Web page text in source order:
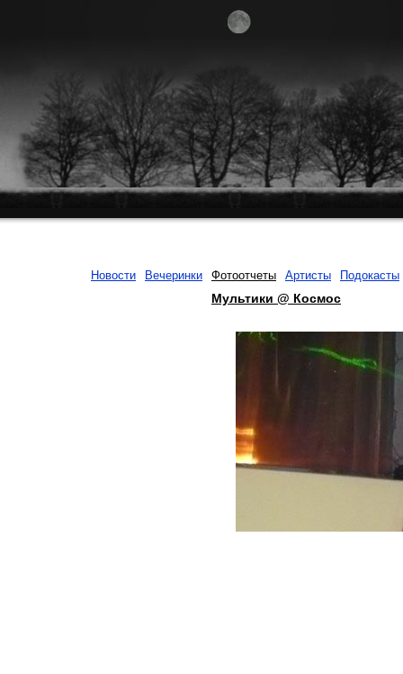
Новости Вечеринки Фотоотчеты Артисты Подокасты
Мультики @ Космос